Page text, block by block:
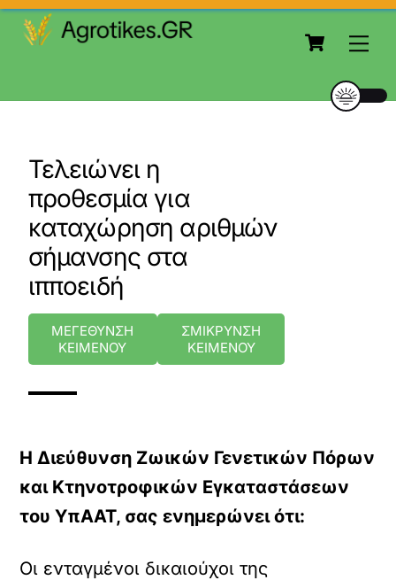
to
content
Cart
Τελειώνει η
προθεσμία για
καταχώρηση αριθμών
σήμανσης στα
ιπποειδή
ΜΕΓΕΘΥΝΣΗ
ΚΕΙΜΕΝΟΥ
ΣΜΙΚΡΥΝΣΗ
ΚΕΙΜΕΝΟΥ
Η Διεύθυνση Ζωικών Γενετικών Πόρων
και Κτηνοτροφικών Εγκαταστάσεων
του ΥπΑΑΤ, σας ενημερώνει ότι:
Οι ενταγμένοι δικαιούχοι της